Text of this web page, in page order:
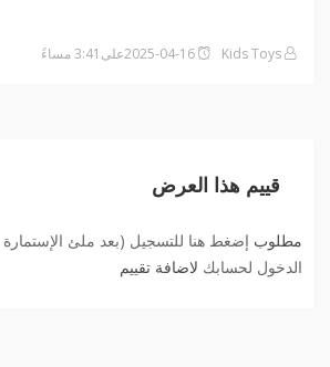
قييم هذا العرض
مطلوب إضغط هنا للتسجيل (بعد ملئ الإستمارة
الدخول لحسابك لاضافة تقييم